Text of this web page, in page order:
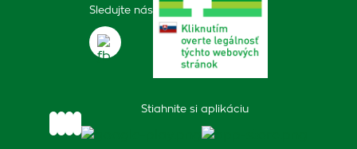
Sledujte nás
Stiahnite si aplikáciu